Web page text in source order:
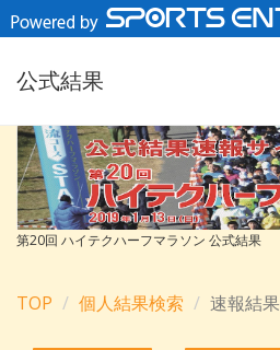
公式結果
第20回 ハイテクハーフマラソン 公式結果
TOP 個人結果検索 速報結果